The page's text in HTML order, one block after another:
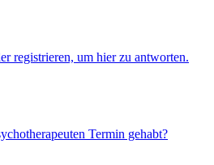
registrieren, um hier zu antworten.
Termin gehabt?